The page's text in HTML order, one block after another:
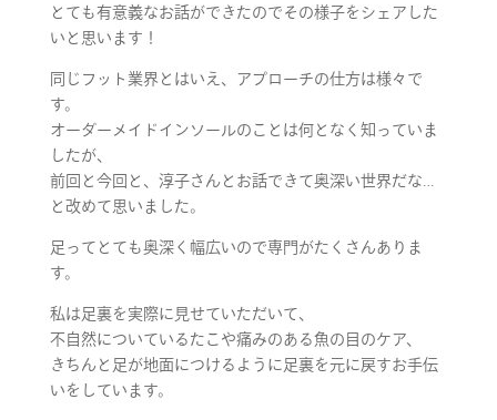
とても有意義なお話ができたのでその様子をシェアした
いと思います！
同じフット業界とはいえ、アプローチの仕方は様々で
す。
オーダーメイドインソールのことは何となく知っていま
したが、
前回と今回と、淳子さんとお話できて奥深い世界だな…
と改めて思いました。
足ってとても奥深く幅広いので専門がたくさんありま
す。
私は足裏を実際に見せていただいて、
不自然についているたこや痛みのある魚の目のケア、
きちんと足が地面につけるように足裏を元に戻すお手伝
いをしています。